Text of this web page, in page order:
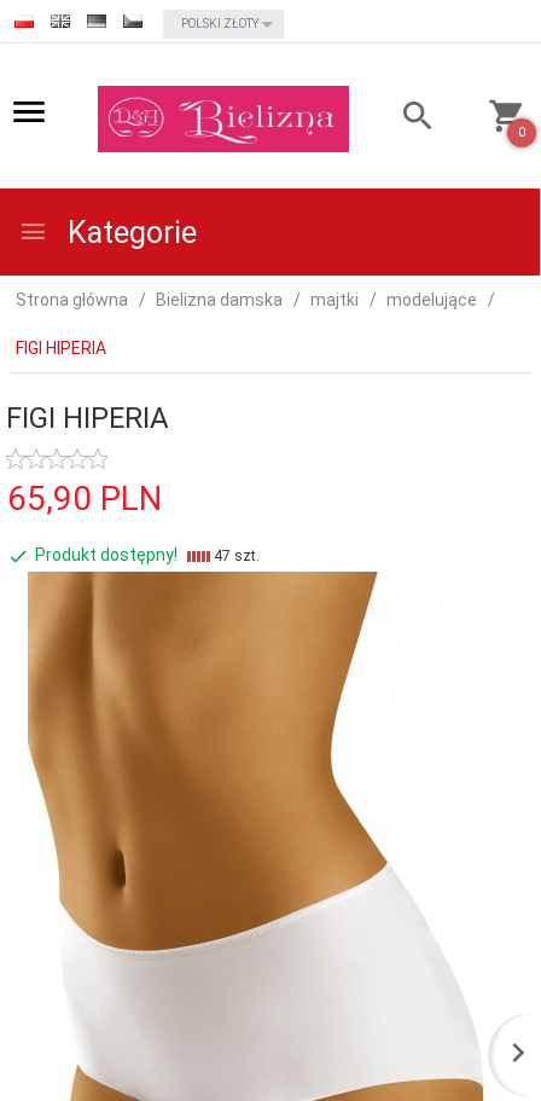
currency_h
POLSKI ZŁOTY
0
Kategorie
Strona główna Bielizna damska majtki modelujące
FIGI HIPERIA
FIGI HIPERIA
65,90 PLN
Produkt dostępny! 47 szt.